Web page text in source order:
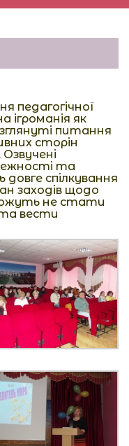
педагогічної
ігроманія як
питання
сторін
та
спілкування
заходів щодо
не стати
вести